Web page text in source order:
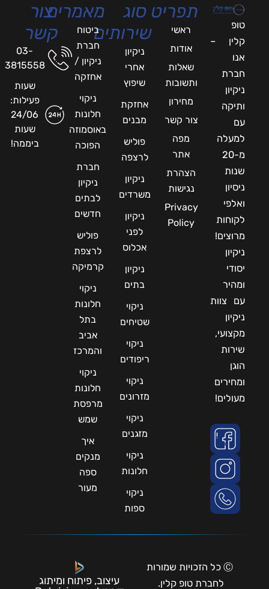
טופ
קלין –
אנו
חברת
ניקיון
ותיקה
עם
למעלה
מ-20
שנות
ניסיון
ואלפי
לקוחות
מרוצים!
ניקיון
יסודי
ומהיר
עם צוות
ניקיון
מקצועי,
שירות
הוגן
ומחירים
מעולים!
תפריט
ראשי
אודות
שאלות
ותשובות
מחירון
צור קשר
מפה
אתר
הצהרת
נגישות
Privacy
Policy
סוג
שירותים
ניקיון
אחרי
שיפוץ
אחזקת
מבנים
פוליש
לרצפה
ניקיון
משרדים
ניקיון
לפני
אכלוס
ניקיון
בתים
ניקוי
שטיחים
ניקוי
ריפודים
ניקוי
מזרונים
ניקוי
מזגנים
ניקוי
חלונות
ניקוי
ספות
מאמרים
ביטוח
חברת
ניקיון /
אחזקה
ניקוי
חלונות
באוסמוזה
הפוכה
חברת
ניקיון
לבתים
חדשים
פוליש
לרצפת
קרמיקה
ניקוי
חלונות
בתל
אביב
והמרכז
ניקוי
חלונות
מרפסת
שמש
איך
מנקים
ספה
מעור
צור
קשר
03-
3815558
שעות
פעילות:
24/06
שעות
ביממה!
Ⓒ כל הזכויות שמורות
לחברת טופ קלין.
עיצוב, פיתוח ומיתוג